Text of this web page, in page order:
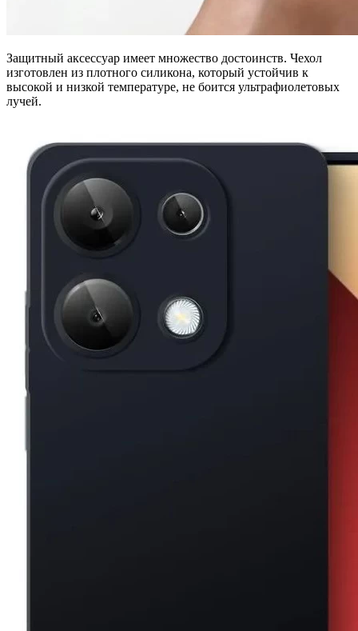
Защитный аксессуар имеет множество достоинств. Чехол
изготовлен из плотного силикона, который устойчив к
высокой и низкой температуре, не боится ультрафиолетовых
лучей.